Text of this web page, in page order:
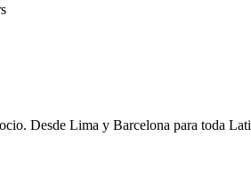
Desde Lima y Barcelona para toda